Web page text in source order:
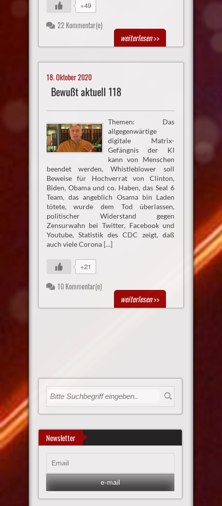
+49
22 Kommentar(e)
weiterlesen>>
18. Oktober 2020
Bewußt aktuell 118
Themen: Das
allgegenwärtige
digitale Matrix-
Gefängnis der KI
kann von Menschen
beendet werden, Whistleblower soll
Beweise für Hochverrat von Clinton,
Biden, Obama und co. Haben, das Seal 6
Team, das angeblich Osama bin Laden
tötete, wurde dem Tod überlassen,
politischer Widerstand gegen
Zensurwahn bei Twitter, Facebook und
Youtube, Statistik des CDC zeigt, daß
auch viele Corona […]
+21
10 Kommentar(e)
weiterlesen>>
Newsletter